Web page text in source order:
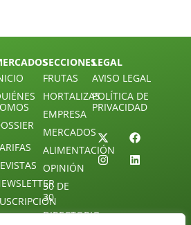
SECCIONES
FRUTAS
HORTALIZAS
EMPRESA
MERCADOS
ALIMENTACIÓN
OPINIÓN
30 DE
30
DIRECTORIO
LEGAL
AVISO LEGAL
POLÍTICA DE
PRIVACIDAD